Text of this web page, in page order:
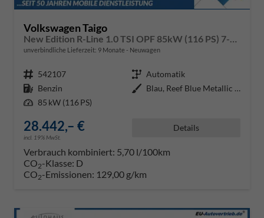
Volkswagen Taigo
unverbindliche Lieferzeit: 9 Monate Neuwagen
Fahrzeugnr. 542107 Getriebe Automatik
Kraftstoff Benzin Außenfarbe
Blau, Reef Blue Metallic (0A)
Leistung 85 kW (116 PS)
28.442,– €
incl. 19% MwSt.
Details
Verbrauch kombiniert: 5,70 l/100km
CO2-Klasse: D
CO2-Emissionen: 129,00 g/km